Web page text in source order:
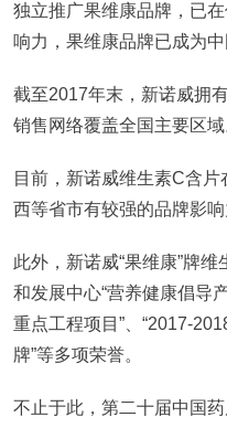
独立推广果维康品牌，已
响力，果维康品牌已成为中
截至2017年末，新诺威拥
销售网络覆盖全国主要区域
目前，新诺威维生素C含
西等省市有较强的品牌影响
此外，新诺威“果维康”牌
和发展中心“营养健康倡导
重点工程项目”、“2017-
牌”等多项荣誉。
不止于此，第二十届中国